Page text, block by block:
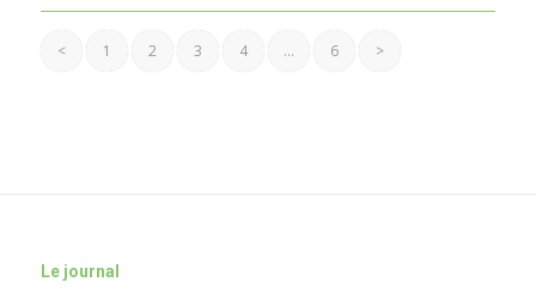
< 1 2 3 4 … 6 >
Le journal